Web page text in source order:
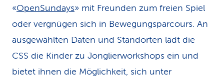
«OpenSundays» mit Freunden zum freien Spiel
oder vergnügen sich in Bewegungsparcours. An
ausgewählten Daten und Standorten lädt die
CSS die Kinder zu Jonglierworkshops ein und
bietet ihnen die Möglichkeit, sich unter